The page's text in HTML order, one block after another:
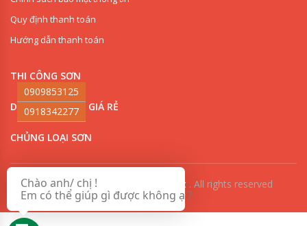
Quy định thanh toán
Hướng dẫn thanh toán
THI CÔNG SƠN
DANH MỤC SƠN GIÁ RẺ
CHỦNG LOẠI SƠN
© Copyright 2018 Hồng Sơn Phát . All rights reserved
0909853125
0918342277
Chào anh/ chị !
Em có thể giúp gì được không ạ ?